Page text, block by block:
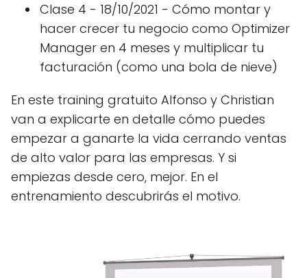
Clase 4 - 18/10/2021 - Cómo montar y
hacer crecer tu negocio como Optimizer
Manager en 4 meses y multiplicar tu
facturación (como una bola de nieve)
En este training gratuito Alfonso y Christian
van a explicarte en detalle cómo puedes
empezar a ganarte la vida cerrando ventas
de alto valor para las empresas. Y si
empiezas desde cero, mejor. En el
entrenamiento descubrirás el motivo.